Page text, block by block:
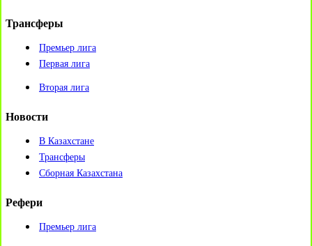
Трансферы
Премьер лига
Первая лига
Вторая лига
Новости
В Казахстане
Трансферы
Сборная Казахстана
Рефери
Премьер лига